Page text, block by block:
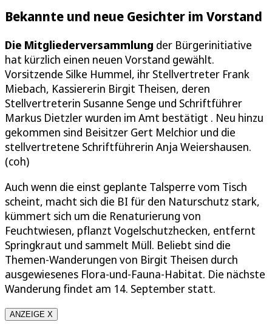
Bekannte und neue Gesichter im Vorstand
Die Mitgliederversammlung der Bürgerinitiative
hat kürzlich einen neuen Vorstand gewählt.
Vorsitzende Silke Hummel, ihr Stellvertreter Frank
Miebach, Kassiererin Birgit Theisen, deren
Stellvertreterin Susanne Senge und Schriftführer
Markus Dietzler wurden im Amt bestätigt . Neu hinzu
gekommen sind Beisitzer Gert Melchior und die
stellvertretene Schriftführerin Anja Weiershausen.
(coh)
Auch wenn die einst geplante Talsperre vom Tisch
scheint, macht sich die BI für den Naturschutz stark,
kümmert sich um die Renaturierung von
Feuchtwiesen, pflanzt Vogelschutzhecken, entfernt
Springkraut und sammelt Müll. Beliebt sind die
Themen-Wanderungen von Birgit Theisen durch
ausgewiesenes Flora-und-Fauna-Habitat. Die nächste
Wanderung findet am 14. September statt.
ANZEIGE X